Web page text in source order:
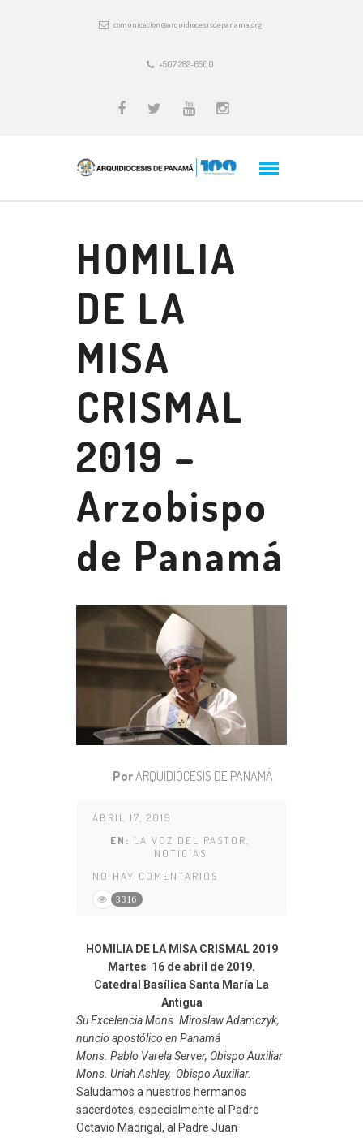
comunicacion@arquidiocesisdepanama.org
+507 282-6500
HOMILIA
DE LA
MISA
CRISMAL
2019 –
Arzobispo
de Panamá
PorARQUIDIÓCESIS DE PANAMÁ
ABRIL 17, 2019
EN: LA VOZ DEL PASTOR,
NOTICIAS
NO HAY COMENTARIOS
3316
HOMILIA DE LA MISA CRISMAL 2019
Martes 16 de abril de 2019.
Catedral Basílica Santa María La
Antigua
Su Excelencia Mons. Miroslaw Adamczyk,
nuncio apostólico en Panamá
Mons. Pablo Varela Server, Obispo Auxiliar
Mons. Uriah Ashley, Obispo Auxiliar.
Saludamos a nuestros hermanos
sacerdotes, especialmente al Padre
Octavio Madrigal, al Padre Juan